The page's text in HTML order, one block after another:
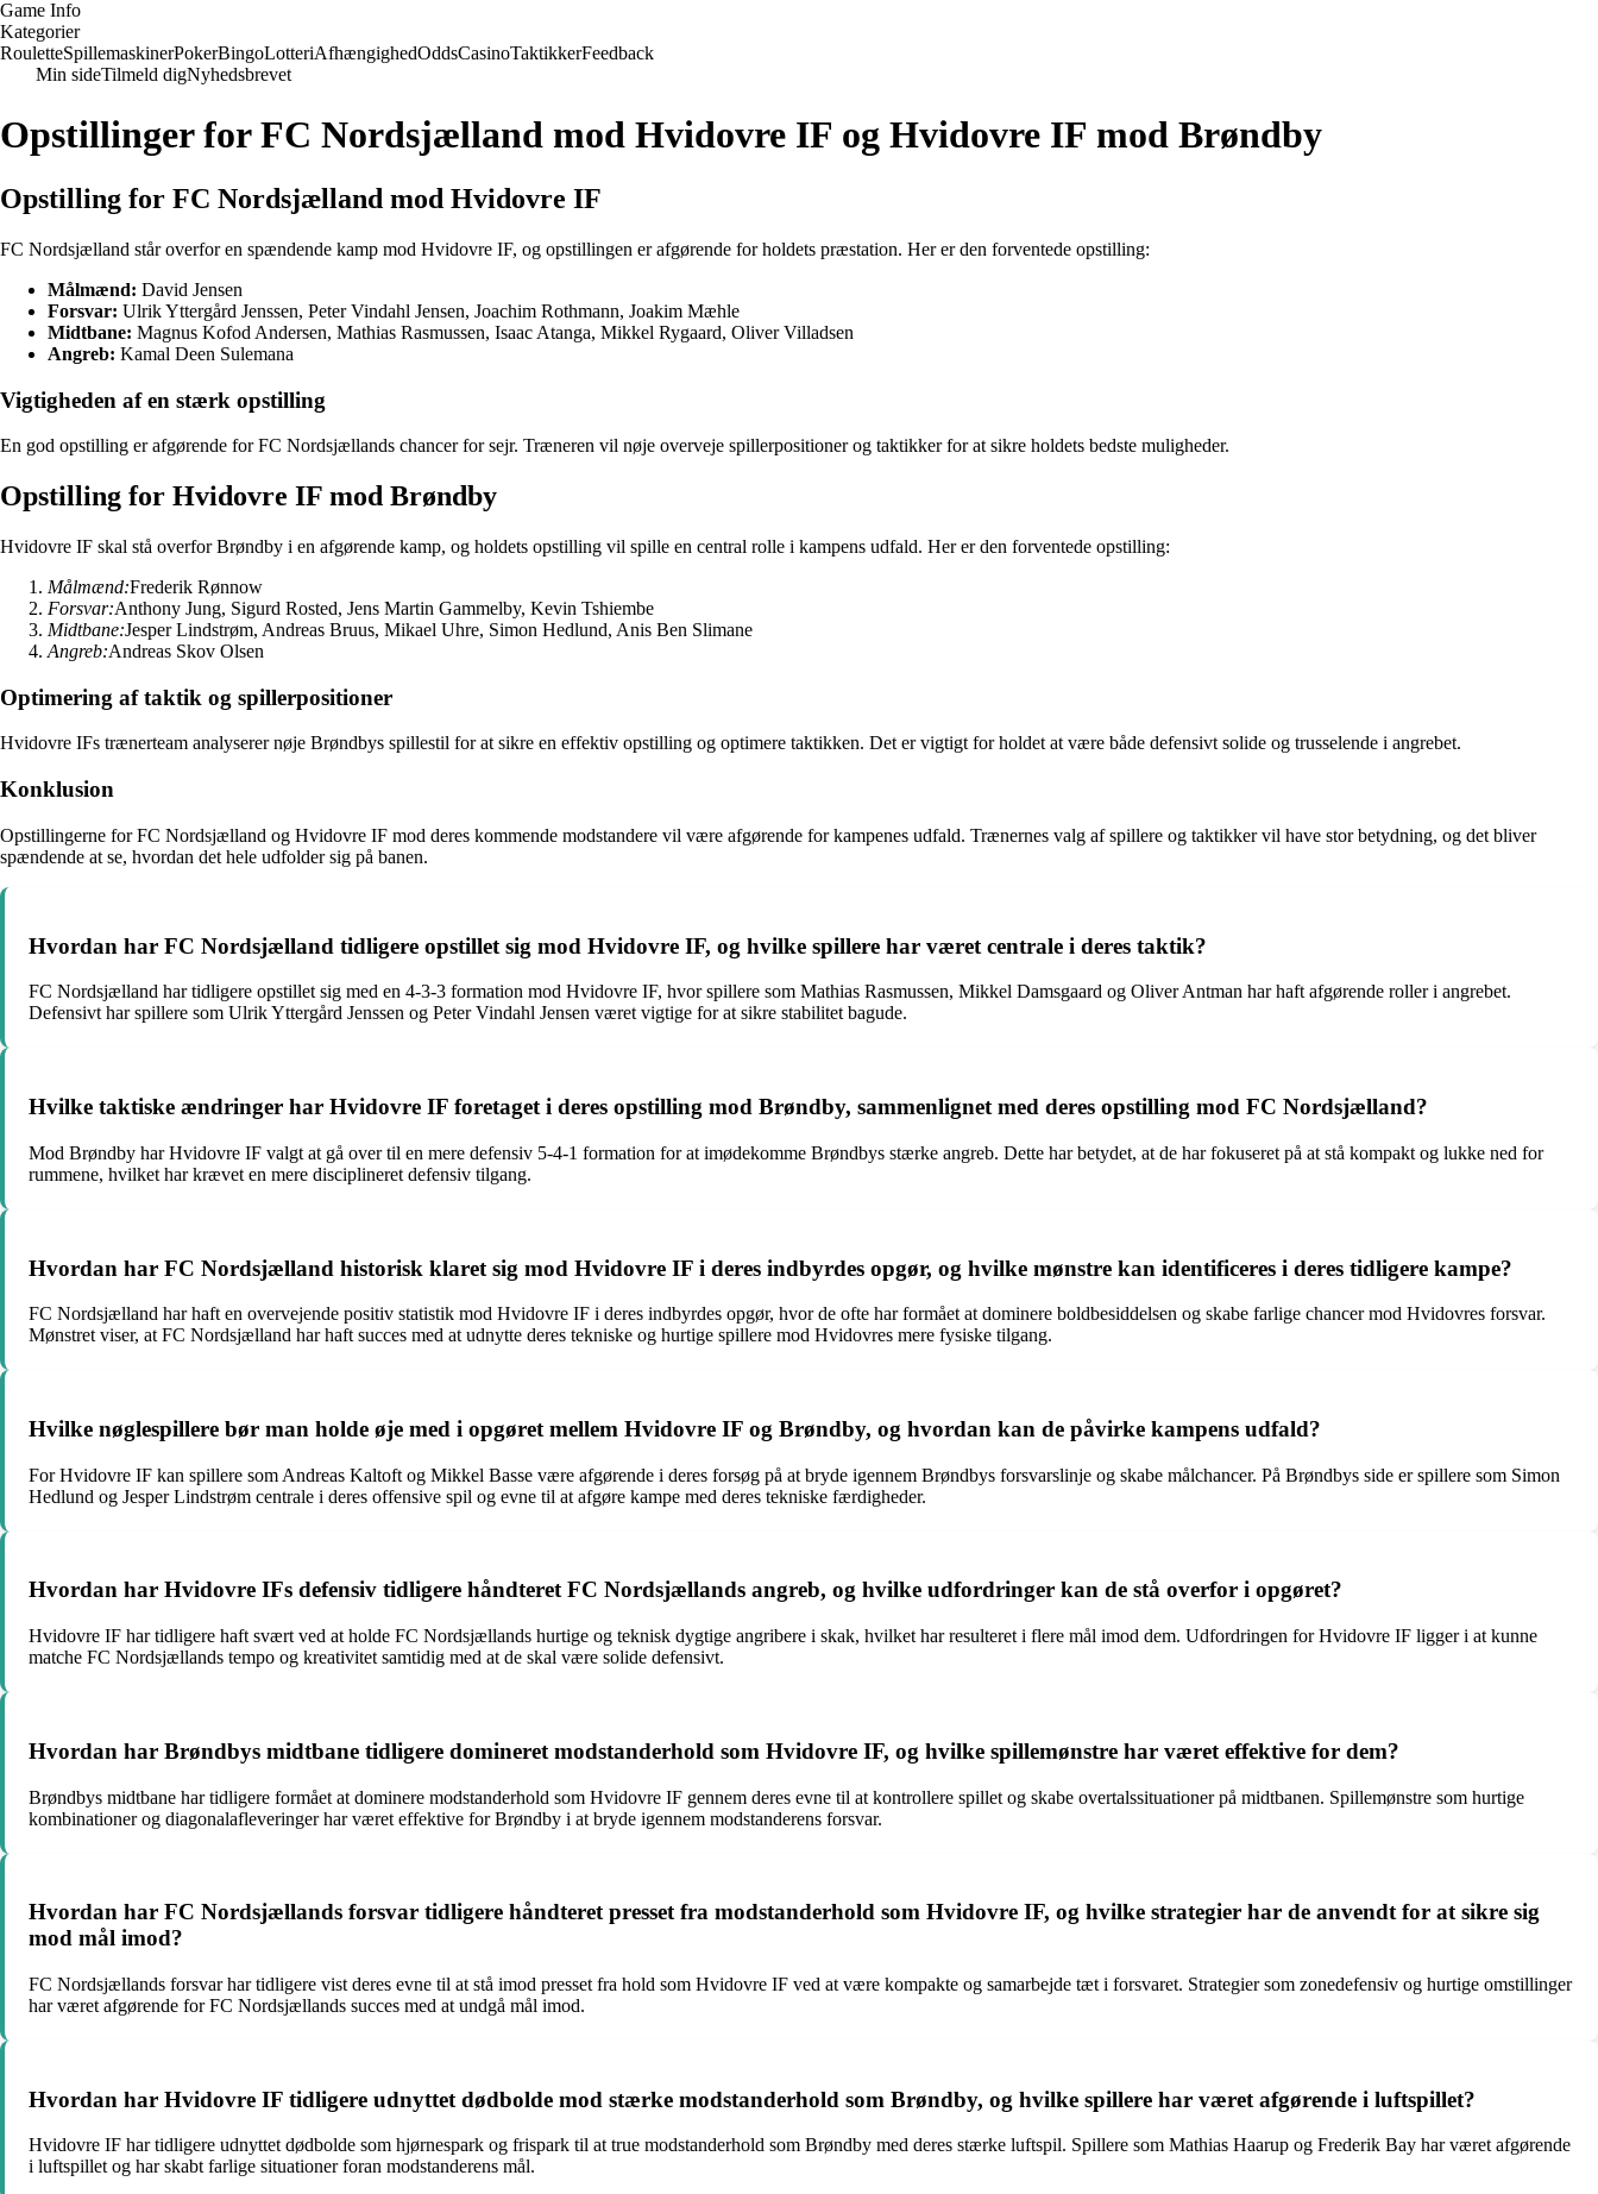
Game Info
Kategorier
RouletteSpillemaskinerPokerBingoLotteriAfhængighedOddsCasinoTaktikkerFeedback
Min sideTilmeld digNyhedsbrevet
Opstillinger for FC Nordsjælland mod Hvidovre IF og Hvidovre IF mod Brøndby
Opstilling for FC Nordsjælland mod Hvidovre IF
FC Nordsjælland står overfor en spændende kamp mod Hvidovre IF, og opstillingen er afgørende for holdets præstation. Her er den forventede opstilling:
Målmænd: David Jensen
Forsvar: Ulrik Yttergård Jenssen, Peter Vindahl Jensen, Joachim Rothmann, Joakim Mæhle
Midtbane: Magnus Kofod Andersen, Mathias Rasmussen, Isaac Atanga, Mikkel Rygaard, Oliver Villadsen
Angreb: Kamal Deen Sulemana
Vigtigheden af en stærk opstilling
En god opstilling er afgørende for FC Nordsjællands chancer for sejr. Træneren vil nøje overveje spillerpositioner og taktikker for at sikre holdets bedste muligheder.
Opstilling for Hvidovre IF mod Brøndby
Hvidovre IF skal stå overfor Brøndby i en afgørende kamp, og holdets opstilling vil spille en central rolle i kampens udfald. Her er den forventede opstilling:
Målmænd:Frederik Rønnow
Forsvar:Anthony Jung, Sigurd Rosted, Jens Martin Gammelby, Kevin Tshiembe
Midtbane:Jesper Lindstrøm, Andreas Bruus, Mikael Uhre, Simon Hedlund, Anis Ben Slimane
Angreb:Andreas Skov Olsen
Optimering af taktik og spillerpositioner
Hvidovre IFs trænerteam analyserer nøje Brøndbys spillestil for at sikre en effektiv opstilling og optimere taktikken. Det er vigtigt for holdet at være både defensivt solide og trusselende i angrebet.
Konklusion
Opstillingerne for FC Nordsjælland og Hvidovre IF mod deres kommende modstandere vil være afgørende for kampenes udfald. Trænernes valg af spillere og taktikker vil have stor betydning, og det bliver
spændende at se, hvordan det hele udfolder sig på banen.
Hvordan har FC Nordsjælland tidligere opstillet sig mod Hvidovre IF, og hvilke spillere har været centrale i deres taktik?
FC Nordsjælland har tidligere opstillet sig med en 4-3-3 formation mod Hvidovre IF, hvor spillere som Mathias Rasmussen, Mikkel Damsgaard og Oliver Antman har haft afgørende roller i angrebet.
Defensivt har spillere som Ulrik Yttergård Jenssen og Peter Vindahl Jensen været vigtige for at sikre stabilitet bagude.
Hvilke taktiske ændringer har Hvidovre IF foretaget i deres opstilling mod Brøndby, sammenlignet med deres opstilling mod FC Nordsjælland?
Mod Brøndby har Hvidovre IF valgt at gå over til en mere defensiv 5-4-1 formation for at imødekomme Brøndbys stærke angreb. Dette har betydet, at de har fokuseret på at stå kompakt og lukke ned for
rummene, hvilket har krævet en mere disciplineret defensiv tilgang.
Hvordan har FC Nordsjælland historisk klaret sig mod Hvidovre IF i deres indbyrdes opgør, og hvilke mønstre kan identificeres i deres tidligere kampe?
FC Nordsjælland har haft en overvejende positiv statistik mod Hvidovre IF i deres indbyrdes opgør, hvor de ofte har formået at dominere boldbesiddelsen og skabe farlige chancer mod Hvidovres forsvar.
Mønstret viser, at FC Nordsjælland har haft succes med at udnytte deres tekniske og hurtige spillere mod Hvidovres mere fysiske tilgang.
Hvilke nøglespillere bør man holde øje med i opgøret mellem Hvidovre IF og Brøndby, og hvordan kan de påvirke kampens udfald?
For Hvidovre IF kan spillere som Andreas Kaltoft og Mikkel Basse være afgørende i deres forsøg på at bryde igennem Brøndbys forsvarslinje og skabe målchancer. På Brøndbys side er spillere som Simon
Hedlund og Jesper Lindstrøm centrale i deres offensive spil og evne til at afgøre kampe med deres tekniske færdigheder.
Hvordan har Hvidovre IFs defensiv tidligere håndteret FC Nordsjællands angreb, og hvilke udfordringer kan de stå overfor i opgøret?
Hvidovre IF har tidligere haft svært ved at holde FC Nordsjællands hurtige og teknisk dygtige angribere i skak, hvilket har resulteret i flere mål imod dem. Udfordringen for Hvidovre IF ligger i at kunne
matche FC Nordsjællands tempo og kreativitet samtidig med at de skal være solide defensivt.
Hvordan har Brøndbys midtbane tidligere domineret modstanderhold som Hvidovre IF, og hvilke spillemønstre har været effektive for dem?
Brøndbys midtbane har tidligere formået at dominere modstanderhold som Hvidovre IF gennem deres evne til at kontrollere spillet og skabe overtalssituationer på midtbanen. Spillemønstre som hurtige
kombinationer og diagonalafleveringer har været effektive for Brøndby i at bryde igennem modstanderens forsvar.
Hvordan har FC Nordsjællands forsvar tidligere håndteret presset fra modstanderhold som Hvidovre IF, og hvilke strategier har de anvendt for at sikre sig
mod mål imod?
FC Nordsjællands forsvar har tidligere vist deres evne til at stå imod presset fra hold som Hvidovre IF ved at være kompakte og samarbejde tæt i forsvaret. Strategier som zonedefensiv og hurtige omstillinger
har været afgørende for FC Nordsjællands succes med at undgå mål imod.
Hvordan har Hvidovre IF tidligere udnyttet dødbolde mod stærke modstanderhold som Brøndby, og hvilke spillere har været afgørende i luftspillet?
Hvidovre IF har tidligere udnyttet dødbolde som hjørnespark og frispark til at true modstanderhold som Brøndby med deres stærke luftspil. Spillere som Mathias Haarup og Frederik Bay har været afgørende
i luftspillet og har skabt farlige situationer foran modstanderens mål.